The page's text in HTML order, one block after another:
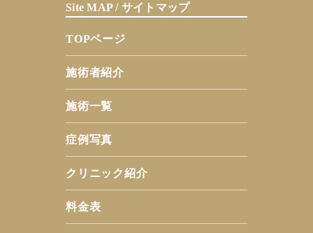
Site MAP / サイトマップ
TOPページ
施術者紹介
施術一覧
症例写真
クリニック紹介
料金表